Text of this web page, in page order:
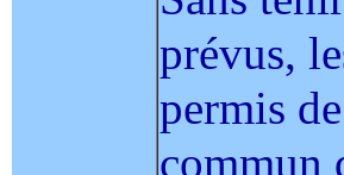
prévus,
permis
commun